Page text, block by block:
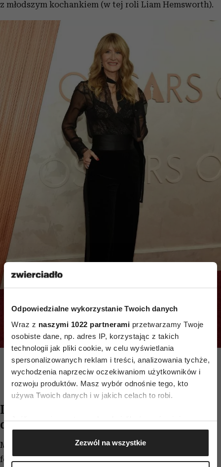
Odpowiedzialne wykorzystanie Twoich danych
Wraz z naszymi 1022 partnerami przetwarzamy Twoje
osobiste dane, np. adres IP, korzystając z takich
technologii jak pliki cookie, w celu wyświetlania
spersonalizowanych reklam i treści, analizowania tychże,
wychodzenia naprzeciw oczekiwaniom użytkowników i
rozwoju produktów. Masz wybór odnośnie tego, kto
używa Twoich danych i w jakich celach to robi.
Jeśli wyrazisz na to zgodę, chcielibyśmy również:
Gromadzić dane dotyczące Twojej lokalizacji
geograficznej z dokładnością nawet do kilku metrów
Identyfikować Twoje urządzenie, aktywnie
Zezwól na wszystkie
z młodszym kochankiem (w tej roli Liam Hemsworth).
(Fot. Kevin Mazur/Getty Images)
Laura Dern pozuje na czerwonym
dywanie
Mimo upływu lat, 58-letnia Dern wygląda
fenomenalnie. Na gali Oscarów zapozowała